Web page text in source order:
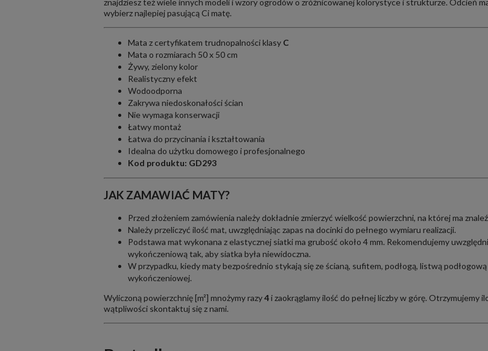
wybierz najlepiej pasującą Ci matę.
Mata z certyfikatem trudnopalności klasy C
Mata o rozmiarach 50 x 50 cm
Żywy, zielony kolor
Realistyczny efekt
Wodoodporna
Zakrywa niedoskonałości ścian
Nie wymaga konserwacji
Łatwy montaż
Łatwa do przycinania i kształtowania
Idealna do użytku domowego i profesjonalnego
Kod produktu: GD293
JAK ZAMAWIAĆ MATY?
Przed złożeniem zamówienia należy dokładnie zmierzyć wielkość powierzchni, na której ma
Należy przeliczyć ilość mat, uwzględniając zapas na docinki do pełnego wymiaru realizacji.
Podstawa mat wykonana z elastycznej siatki ma grubość około 4 mm. Rekomendujemy
wykończeniową tak, aby siatka była niewidoczna.
W przypadku, kiedy maty bezpośrednio stykają się ze ścianą, sufitem, podłogą, listwą
wykończeniowej.
Wyliczoną powierzchnię [m²] mnożymy razy4i zaokrąglamy ilość do pełnej liczby w górę. Otrzymujemy
wątpliwości skontaktuj się z nami.